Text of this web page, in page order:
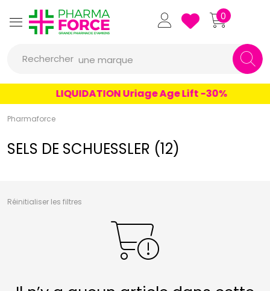
Pharmaforce Grande Pharmacie
0
Rechercher
un conseil
un produit
une marque
LIQUIDATION Uriage Age Lift -30%
Pharmaforce
SELS DE SCHUESSLER (12)
Réinitialiser les filtres